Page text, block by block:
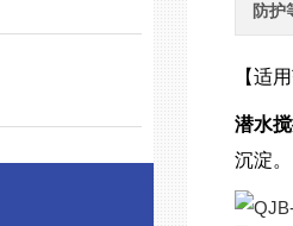
防护
【适
潜水
沉淀。